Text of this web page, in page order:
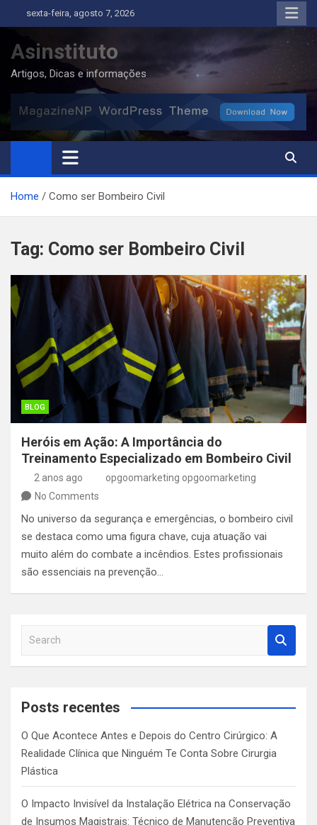
to
content
sexta-feira, agosto 7, 2026
Asinstituto
Artigos, Dicas e informações
Home Como ser Bombeiro Civil
Tag: Como ser Bombeiro Civil
BLOG
Heróis em Ação: A Importância do
Treinamento Especializado em Bombeiro Civil
2 anos ago
opgoomarketing opgoomarketing
No Comments
No universo da segurança e emergências, o bombeiro civil
se destaca como uma figura chave, cuja atuação vai
muito além do combate a incêndios. Estes profissionais
são essenciais na prevenção…
a
c
Posts recentes
O Que Acontece Antes e Depois do Centro Cirúrgico: A
Realidade Clínica que Ninguém Te Conta Sobre Cirurgia
Plástica
O Impacto Invisível da Instalação Elétrica na Conservação
de Insumos Magistrais: Técnico de Manutenção Preventiva